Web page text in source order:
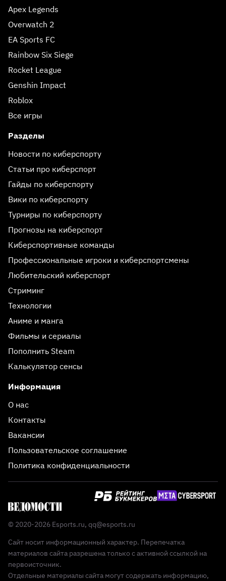
Apex Legends
Overwatch 2
EA Sports FC
Rainbow Six Siege
Rocket League
Genshin Impact
Roblox
Все игры
Разделы
Новости по киберспорту
Статьи про киберспорт
Гайды по киберспорту
Вики по киберспорту
Турниры по киберспорту
Прогнозы на киберспорт
Киберспортивные команды
Профессиональные игроки и киберспортсмены
Любительский киберспорт
Стриминг
Технологии
Аниме и манга
Фильмы и сериалы
Пополнить Steam
Калькулятор сенсы
Информация
О нас
Контакты
Вакансии
Пользовательское соглашение
Политика конфиденциальности
© 2020-2026 Esports.ru, qq@esports.ru
Сайт носит информационный характер. Перепечатка
материалов сайта разрешена только с активной ссылкой на
первоисточник.
Отдельные материалы сайта могут содержать информацию,